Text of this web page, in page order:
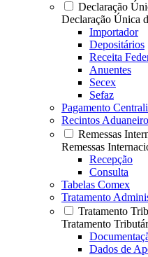
Declaração
Declaração Única
Importador
Depositários
Receita
Anuentes
Secex
Sefaz
Pagamento
Recintos
Remessas
Remessas
Recepção
Consulta
Tabelas Comex
Tratamento
Tratamento
Tratamento
Dados de